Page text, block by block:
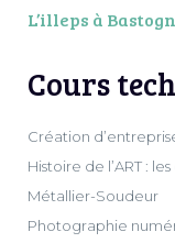
L’illeps à
Cours
Création
Histoire de l’ART :
Métallier-Soudeur
Photographie